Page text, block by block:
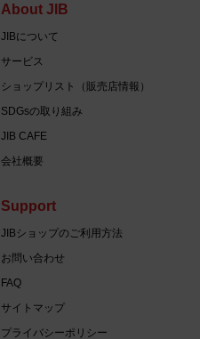
About JIB
JIBについて
サービス
ショップリスト（販売店情報）
SDGsの取り組み
JIB CAFE
会社概要
Support
JIBショップのご利用方法
お問い合わせ
FAQ
サイトマップ
プライバシーポリシー